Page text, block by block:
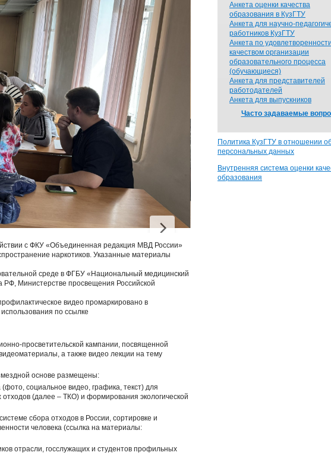
с ФКУ «Объединенная редакция МВД России»
наркотиков. Указанные материалы
среде в ФГБУ «Национальный медицинский
РФ, Министерстве просвещения Российской
видео промаркировано в
по ссылке
просветительской кампании, посвященной
а также видео лекции на тему
основе размещены:
социальное видео, графика, текст) для
(далее – ТКО) и формирования экологической
сбора отходов в России, сортировке и
человека (ссылка на материалы:
отрасли, госслужащих и студентов профильных
Анкета оценки качества
образования в КузГТУ
Анкета для научно-
работников КузГТУ
Анкета по
качеством организации
образовательного процесса
(обучающиеся)
Анкета для представителей
работодателей
Анкета для выпускников
Часто задаваемые
Политика КузГТУ в отношении
персональных данных
Внутренняя система оценки
образования